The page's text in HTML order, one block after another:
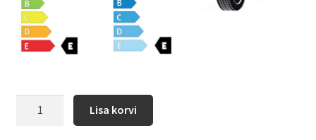
Lisa korvi